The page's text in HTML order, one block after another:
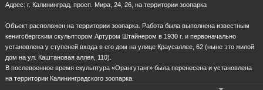
Адрес: г. Калининград, просп. Мира, 24, 26, на территории зоопарка
Объект расположен на территории зоопарка. Работа была выполнена известным
кенигсбергским скульптором Артуром Штайнером в 1930 г. и первоначально
установлена у ступеней входа в его дом на улице Краусаллее, 62 (ныне это жилой
дом на ул. Каштановая аллея, 110).
В послевоенное время скульптура «Орангутанг» была перенесена и установлена
на территории Калининградского зоопарка.